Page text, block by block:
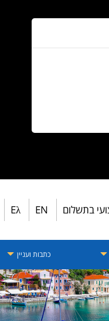
בתשלום EN
Eλ
כתבות ועניין